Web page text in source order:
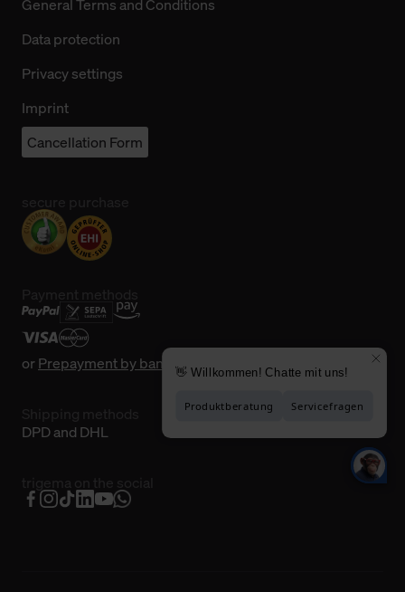
General Terms and Conditions
Data protection
Privacy settings
Imprint
Cancellation Form
orPrepayment by bank transfer
DPD and DHL